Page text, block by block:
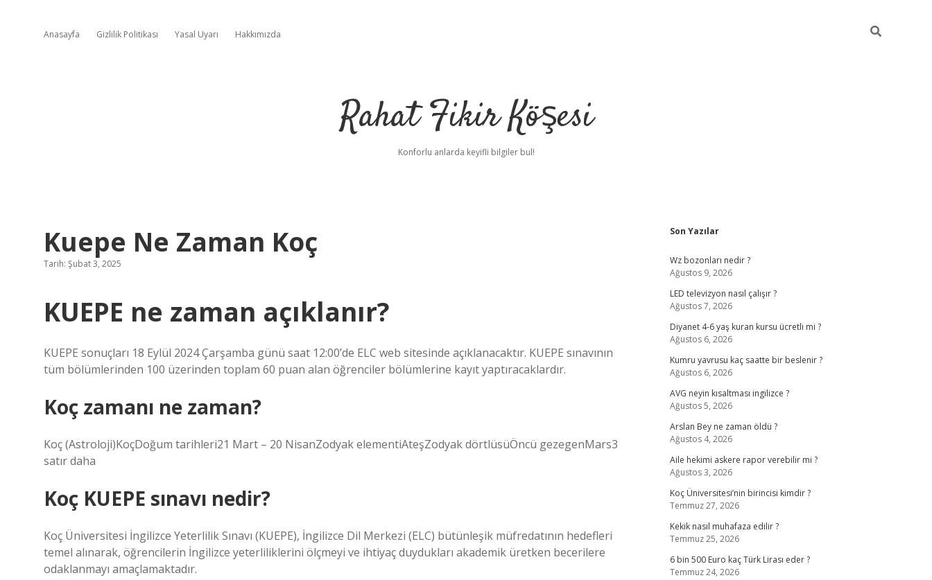
Anasayfa Gizlilik Politikası Yasal Uyarı Hakkımızda
Rahat Fikir Köşesi
Konforlu anlarda keyifli bilgiler bul!
Kuepe Ne Zaman Koç
Tarih: Şubat 3, 2025
KUEPE ne zaman açıklanır?
KUEPE sonuçları 18 Eylül 2024 Çarşamba günü saat 12:00’de ELC web sitesinde açıklanacaktır. KUEPE sınavının
tüm bölümlerinden 100 üzerinden toplam 60 puan alan öğrenciler bölümlerine kayıt yaptıracaklardır.
Koç zamanı ne zaman?
Koç (Astroloji)KoçDoğum tarihleri21 Mart – 20 NisanZodyak elementiAteşZodyak dörtlüsüÖncü gezegenMars3
satır daha
Koç KUEPE sınavı nedir?
Koç Üniversitesi İngilizce Yeterlilik Sınavı (KUEPE), İngilizce Dil Merkezi (ELC) bütünleşik müfredatının hedefleri
temel alınarak, öğrencilerin İngilizce yeterliliklerini ölçmeyi ve ihtiyaç duydukları akademik üretken becerilere
odaklanmayı amaçlamaktadır.
Sidebar
Son Yazılar
Wz bozonları nedir ?
Ağustos 9, 2026
LED televizyon nasıl çalışır ?
Ağustos 7, 2026
Diyanet 4-6 yaş kuran kursu ücretli mi ?
Ağustos 6, 2026
Kumru yavrusu kaç saatte bir beslenir ?
Ağustos 6, 2026
AVG neyin kısaltması ingilizce ?
Ağustos 5, 2026
Arslan Bey ne zaman öldü ?
Ağustos 4, 2026
Aile hekimi askere rapor verebilir mi ?
Ağustos 3, 2026
Koç Üniversitesi’nin birincisi kimdir ?
Temmuz 27, 2026
Kekik nasıl muhafaza edilir ?
Temmuz 25, 2026
6 bin 500 Euro kaç Türk Lirası eder ?
Temmuz 24, 2026
ilbet yeni giriş